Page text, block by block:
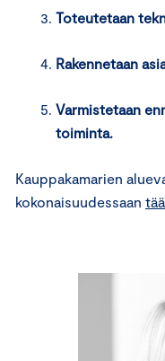
Toteutetaan
Rakennetaan
Varmistetaan
toiminta.
Kauppakamarien
kokonaisuudessaan